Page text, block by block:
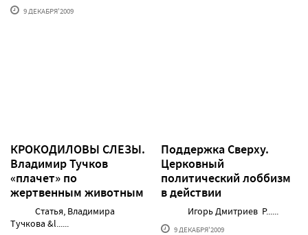
9 ДЕКАБРЯ'2009
КРОКОДИЛОВЫ СЛЕЗЫ.
Владимир Тучков
«плачет» по
жертвенным животным
Статья, Владимира
Тучкова &l......
Поддержка Сверху.
Церковный
политический лоббизм
в действии
Игорь Дмитриев Р......
9 ДЕКАБРЯ'2009